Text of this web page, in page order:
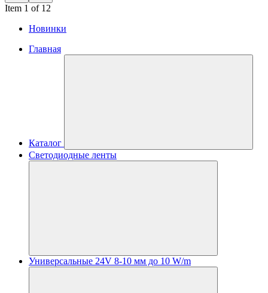
Item 1 of 12
Новинки
Главная
Каталог
Светодиодные ленты
Универсальные 24V 8-10 мм до 10 W/m